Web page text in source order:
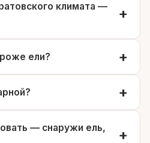
климата —
ели?
— снаружи ель,